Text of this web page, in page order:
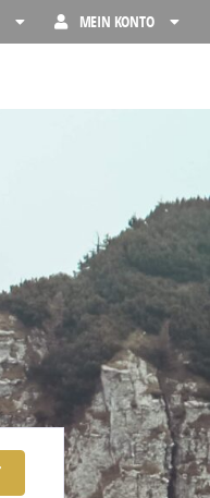
MEIN KONTO
Advanced Filters